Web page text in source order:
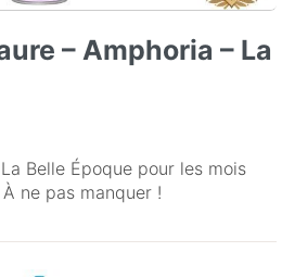
– Amphoria – La
Belle Époque pour les mois
ne pas manquer !